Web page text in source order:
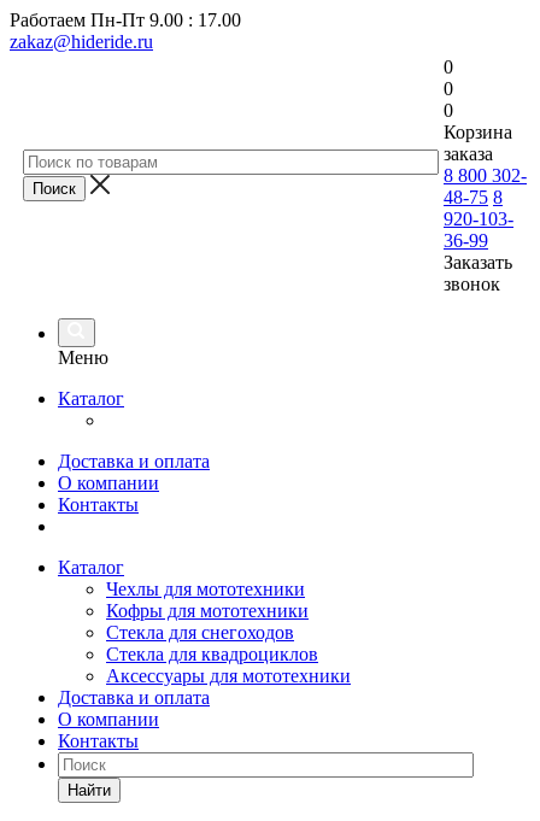
Работаем Пн-Пт 9.00 : 17.00
zakaz@hideride.ru
0
0
0
Корзина
заказа
8 800 302-
48-75 8
920-103-
36-99
Заказать
звонок
Меню
Каталог
Доставка и оплата
О компании
Контакты
Каталог
Чехлы для мототехники
Кофры для мототехники
Стекла для снегоходов
Стекла для квадроциклов
Аксессуары для мототехники
Доставка и оплата
О компании
Контакты
Найти